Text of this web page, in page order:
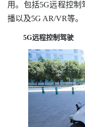
用。包括5G远程控制
播以及5G AR/VR等。
5G远程控制驾驶